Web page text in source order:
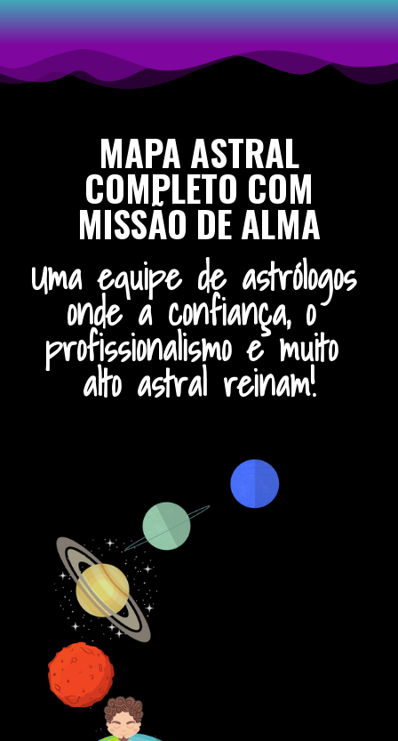
MAPA ASTRAL
COMPLETO COM
MISSÃO DE ALMA
Uma equipe de astrólogos
onde a confiança, o
profissionalismo e muito
alto astral reinam!